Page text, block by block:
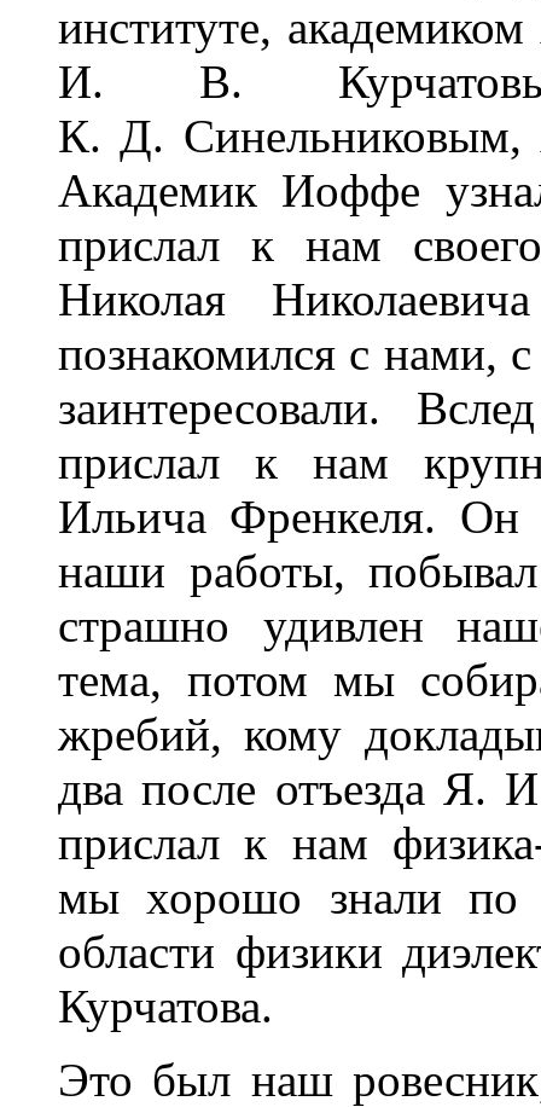
институте,
И. В.
К. Д. Синельниковым,
Академик Иоффе
прислал к нам
Николая
познакомился с нами,
заинтересовали.
прислал к нам
Ильича Френкеля. Он
наши работы,
страшно удивлен
тема, потом мы
жребий, кому
два после отъезда Я.
прислал к нам
мы хорошо знали по
области физики
Курчатова.
Это был наш